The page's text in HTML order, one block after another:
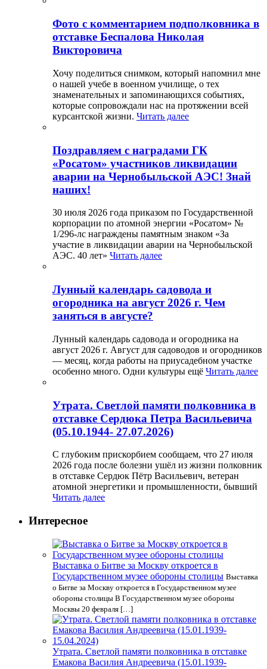
Фото с комментарием подполковника в
отставке Беспалова Николая
Викторовича
Хочу поделиться снимком, который напомнил мне
о нашей учебе в военном училище, о тех
знаменательных и запоминающихся событиях,
которые сопровождали нас на протяжении всей
курсантской жизни. Читать далее
Поздравляем с наградами ГК
«Росатом» участников ликвидации
аварии на Чернобыльской АЭС! Знай
наших!
30 июля 2026 года приказом по Государственной
корпорации по атомной энергии «Росатом» №
1/296-лс награждены памятным знаком «За
участие в ликвидации аварии на Чернобыльской
АЭС. 40 лет» Читать далее
Лунный календарь садовода и
огородника на август 2026 г. Чем
заняться в августе?
Лунный календарь садовода и огородника на
август 2026 г. Август для садоводов и огородников
— месяц, когда работы на приусадебном участке
особенно много. Одни культуры ещё Читать далее
Утрата. Светлой памяти полковника в
отставке Сердюка Петра Васильевича
(05.10.1944- 27.07.2026)
С глубоким прискорбием сообщаем, что 27 июля
2026 года после болезни ушёл из жизни полковник
в отставке Сердюк Пётр Васильевич, ветеран
атомной энергетики и промышленности, бывший
Читать далее
Интересное
Выставка о Битве за Москву откроется в
Государственном музее обороны столицы Выставка
о Битве за Москву откроется в Государственном музее
обороны столицы В Государственном музее обороны
Москвы 20 февраля […]
Утрата. Светлой памяти полковника в отставке
Емакова Василия Андреевича (15.01.1939-